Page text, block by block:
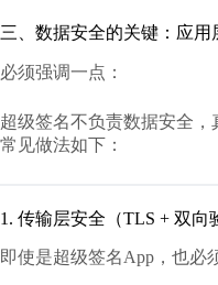
三、数据安全的关键：应用
必须强调一点：
超级签名不负责数据安全，
常见做法如下：
1. 传输层安全（TLS + 双向
即使是超级签名App，也必